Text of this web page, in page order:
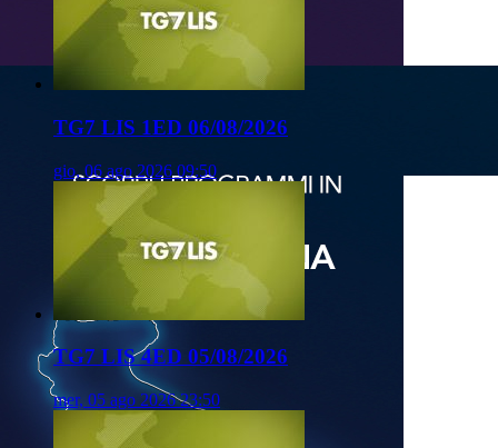
TG7 LIS 1ED 06/08/2026
gio, 06 ago 2026 09:50
TG7 LIS 4ED 05/08/2026
mer, 05 ago 2026 23:50